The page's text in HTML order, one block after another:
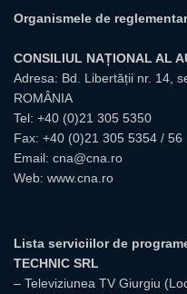
Organismele de
CONSILIUL NAȚIONAL AL
Adresa: Bd. Libertății nr. 14,
ROMÂNIA
Tel: +40 (0)21 305 5350
Fax: +40 (0)21 305 5354 / 56
Email: cna@cna.ro
Web: www.cna.ro
Lista serviciilor de
TECHNIC SRL
– Televiziunea TV Giurgiu